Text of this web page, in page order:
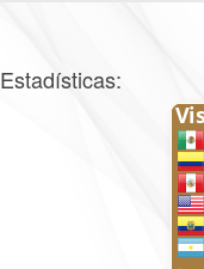
Estadísticas: